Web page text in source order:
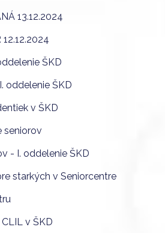
13.12.2024
ŠKD
oddelenie ŠKD
v ŠKD
seniorov
- I. oddelenie ŠKD
starkých v Seniorcentre
v ŠKD